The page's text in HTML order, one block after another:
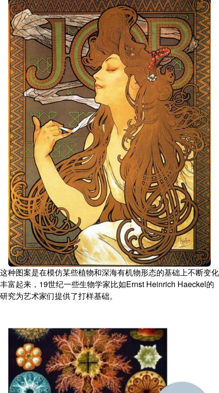
这种图案是在模仿某些植物和深海有机物形态的基础上不断变化
丰富起来，19世纪一些生物学家比如Ernst Heinrich Haeckel的
研究为艺术家们提供了打样基础。